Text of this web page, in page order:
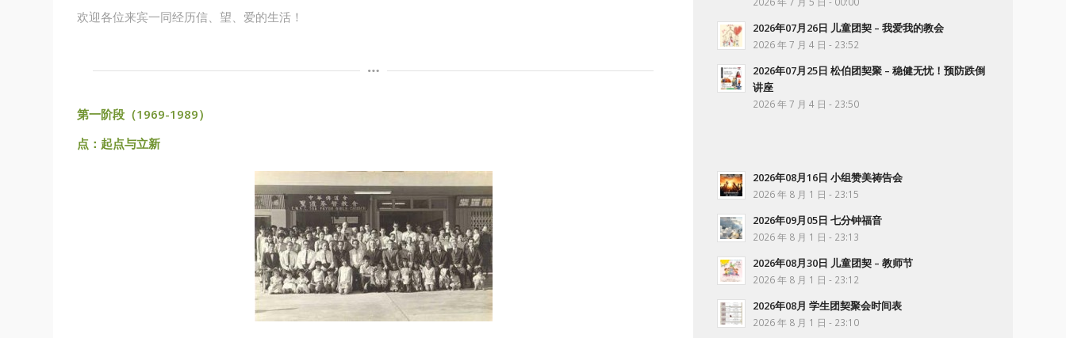
欢迎各位来宾一同经历信、望、爱的生活！
第一阶段（1969-1989）
点：起点与立新
2026年07月26日 儿童团契 – 我爱我的教会
2026 年 7 月 4 日 - 23:52
2026年07月25日 松伯团契聚 – 稳健无忧！预防跌倒
讲座
2026 年 7 月 4 日 - 23:50
2026年08月16日 小组赞美祷告会
2026 年 8 月 1 日 - 23:15
2026年09月05日 七分钟福音
2026 年 8 月 1 日 - 23:13
2026年08月30日 儿童团契 – 教师节
2026 年 8 月 1 日 - 23:12
2026年08月 学生团契聚会时间表
2026 年 8 月 1 日 - 23:10